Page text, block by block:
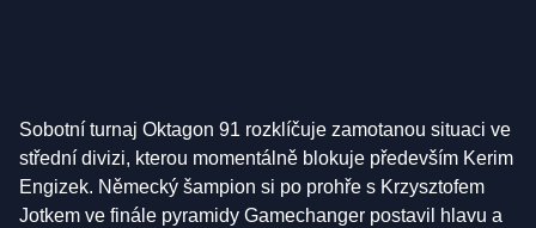
Sobotní turnaj Oktagon 91 rozklíčuje zamotanou situaci ve
střední divizi, kterou momentálně blokuje především Kerim
Engizek. Německý šampion si po prohře s Krzysztofem
Jotkem ve finále pyramidy Gamechanger postavil hlavu a